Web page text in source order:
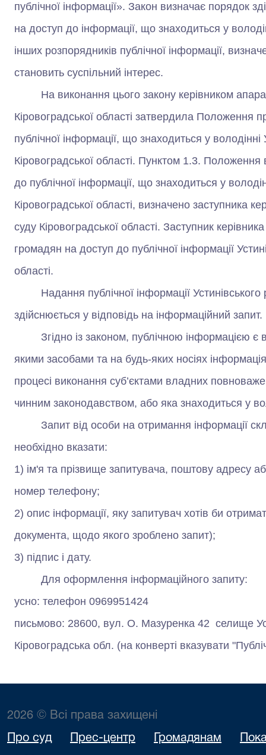
публічної інформації». Закон визначає порядок
на доступ до інформації, що знаходиться у
інших розпорядників публічної інформації,
становить суспільний інтерес.
На виконання цього закону керівником
Кіровоградської області затвердила Положення
публічної інформації, що знаходиться у
Кіровоградської області. Пунктом 1.3. Положення
до публічної інформації, що знаходиться у
Кіровоградської області, визначено заступника
суду Кіровоградської області. Заступник
громадян на доступ до публічної інформації
області.
Надання публічної інформації Устинівського
здійснюється у відповідь на інформаційний запит.
Згідно із законом, публічною інформацією є
якими засобами та на будь-яких носіях
процесі виконання суб’єктами владних
чинним законодавством, або яка знаходиться у
Запит від особи на отримання інформації
необхідно вказати:
1) ім'я та прізвище запитувача, поштову адресу
номер телефону;
2) опис інформації, яку запитувач хотів би
документа, щодо якого зроблено запит);
3) підпис і дату.
Для оформлення інформаційного запиту:
усно: телефон 0969951424
письмово: 28600, вул. О. Мазуренка 42 селище
Кіровоградська обл. (на конверті вказувати
2026 © Всі права захищені
Про суд Прес-центр Громадянам